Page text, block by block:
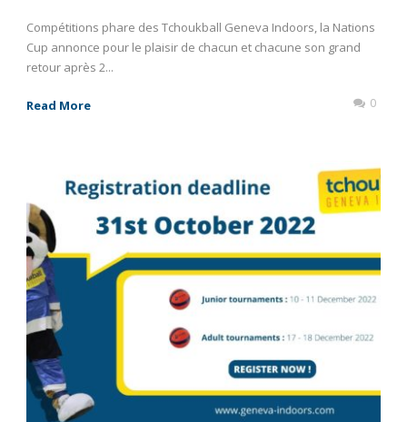
Compétitions phare des Tchoukball Geneva Indoors, la Nations
Cup annonce pour le plaisir de chacun et chacune son grand
retour après 2...
Read More 0